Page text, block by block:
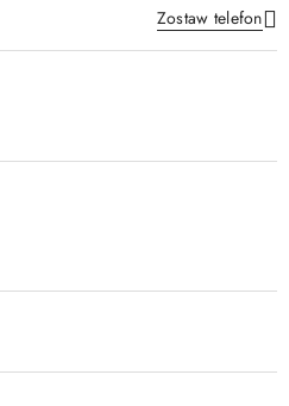
Zostaw telefon
Wyślij